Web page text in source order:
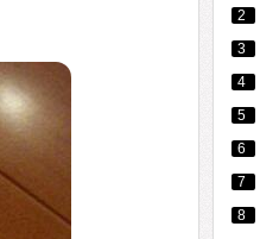
2
3
4
5
6
7
8